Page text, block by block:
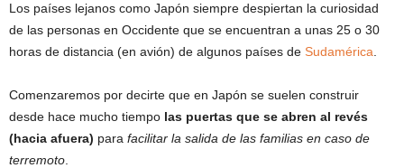
Los países lejanos como Japón siempre despiertan la curiosidad
de las personas en Occidente que se encuentran a unas 25 o 30
horas de distancia (en avión) de algunos países de Sudamérica
Comenzaremos por decirte que en Japón se suelen construir
desde hace mucho tiempo las puertas que se abren al revés
(hacia afuera) para facilitar la salida de las familias en caso de
terremoto